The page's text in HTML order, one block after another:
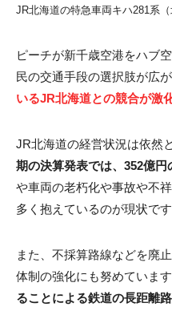
JR北海道の特急車両キハ281系（
ピーチが新千歳空港をハブ
民の交通手段の選択肢が広が
いるJR北海道との競合が激
JR北海道の経営状況は依然
期の決算発表では、352億円
や車両の老朽化や事故や不
多く抱えているのが現状です
また、不採算路線などを廃
体制の強化にも努めています
ることによる鉄道の長距離